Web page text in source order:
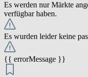
Es werden nur Märkte
verfügbar haben.
Es wurden leider keine
{{ errorMessage }}